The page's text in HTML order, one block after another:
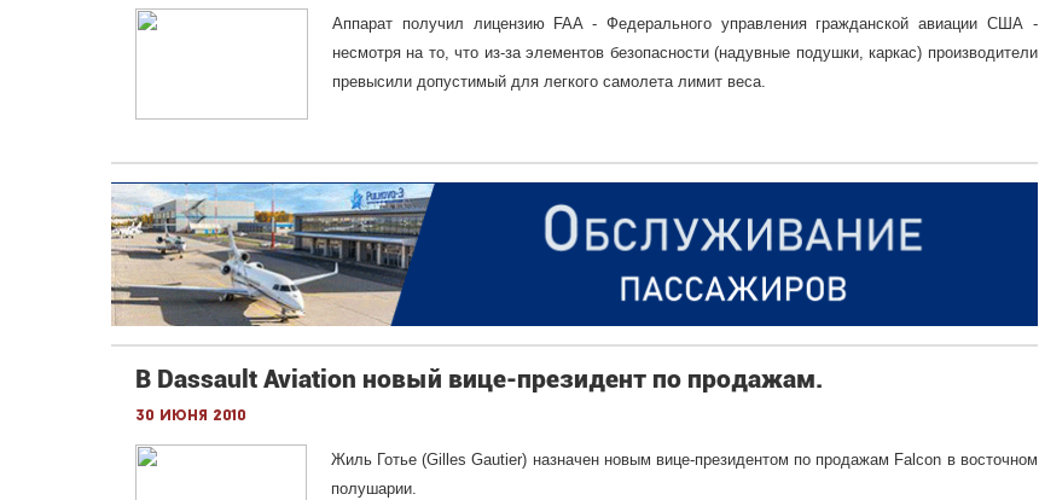
Аппарат получил лицензию FAA - Федерального управления гражданской авиации США -
несмотря на то, что из-за элементов безопасности (надувные подушки, каркас) производители
превысили допустимый для легкого самолета лимит веса.
В Dassault Aviation новый вице-президент по продажам.
30 июня 2010
Жиль Готье (Gilles Gautier) назначен новым вице-президентом по продажам Falcon в восточном
полушарии.